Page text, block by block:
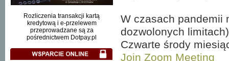
Rozliczenia transakcji kartą
kredytową i e-przelewem
przeprowadzane są za
pośrednictwem Dotpay.pl
W czasach pandemii
dozwolonych
Czwarte środy
Join Zoom Meeting